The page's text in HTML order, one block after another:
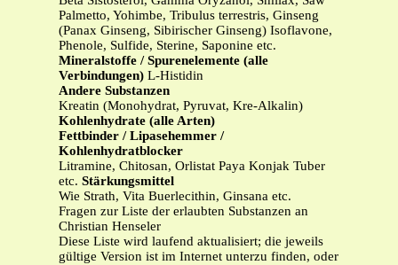
Palmetto, Yohimbe, Tribulus terrestris, Ginseng
(Panax Ginseng, Sibirischer Ginseng) Isoflavone,
Phenole, Sulfide, Sterine, Saponine etc.
Mineralstoffe / Spurenelemente (alle
Verbindungen) L-Histidin
Andere Substanzen
Kreatin (Monohydrat, Pyruvat, Kre-Alkalin)
Kohlenhydrate (alle Arten)
Fettbinder / Lipasehemmer /
Kohlenhydratblocker
Litramine, Chitosan, Orlistat Paya Konjak Tuber
etc. Stärkungsmittel
Wie Strath, Vita Buerlecithin, Ginsana etc.
Fragen zur Liste der erlaubten Substanzen an
Christian Henseler
Diese Liste wird laufend aktualisiert; die jeweils
gültige Version ist im Internet unterzu finden, oder